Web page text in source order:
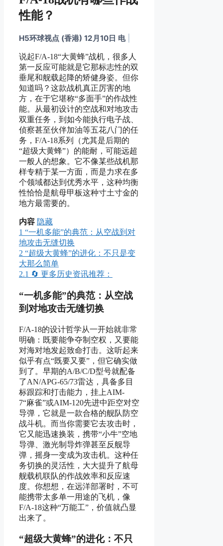
性能？
H5环球视点 (香港) 12月10日 电
说起F/A-18“大黄蜂”战机，很多人
第一反应可能就是它那标志性的双
垂尾和舰载起降的矫健身姿。但你
知道吗？这款战机真正厉害的地
方，在于它堪称“多面手”的作战性
能。从最初设计的空战和对地攻击
双重任务，到如今能执行电子战、
侦察甚至伙伴加油等五花八门的任
务，F/A-18系列（尤其是后期的
“超级大黄蜂”）的能耐，可能远超
一般人的想象。它不像某些战机那
样专精于某一方面，而是力求在多
个领域都达到优秀水平，这种均衡
性恰恰是航母甲板这种寸土寸金的
地方最需要的。
内容 隐藏
1 “一机多能”的典范：从空战到对
地攻击无缝切换
2 “超级大黄蜂”的进化：不只是变
大那么简单
2.1 🔄 更多历史资讯推荐：
“一机多能”的典范：从空战
到对地攻击无缝切换
F/A-18的设计哲学从一开始就非常
明确：既要能争夺制空权，又要能
对海对地发起致命打击。这听起来
似乎有点“既要又要”，但它确实做
到了。早期的A/B/C/D型号就配备
了AN/APG-65/73雷达，具备多目
标跟踪和打击能力，挂上AIM-
7“麻雀”或AIM-120先进中距空对空
导弹，它就是一款合格的舰队防空
战斗机。而当你需要它去攻击时，
它又能迅速换装，携带“小牛”空地
导弹、激光制导炸弹甚至反舰导
弹，摇身一变成为攻击机。这种任
务切换的灵活性，大大提升了航母
舰载机联队的作战效率和反应速
度。你想想，在远洋部署时，不可
能携带太多单一用途的飞机，像
F/A-18这种“万能工”，价值就凸显
出来了。
“超级大黄蜂”的进化：不只